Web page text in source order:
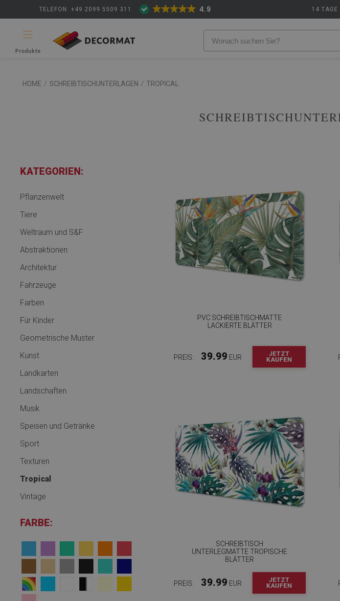
TELEFON: +49 2099 5509 311 14 TAGE
4.9
Produkte
HOME / SCHREIBTISCHUNTERLAGEN / TROPICAL
KATEGORIEN:
Pflanzenwelt
Tiere
Weltraum und S&F
Abstraktionen
Architektur
Fahrzeuge
Farben
Für Kinder
Geometrische Muster
Kunst
Landkarten
Landschaften
Musik
Speisen und Getränke
Sport
Texturen
Tropical
Vintage
FARBE:
PVC SCHREIBTISCHMATTE
LACKIERTE BLÄTTER
PREIS: 39.99 EUR
JETZT
KAUFEN
SCHREIBTISCH
UNTERLEGMATTE TROPISCHE
BLÄTTER
PREIS: 39.99 EUR
JETZT
KAUFEN